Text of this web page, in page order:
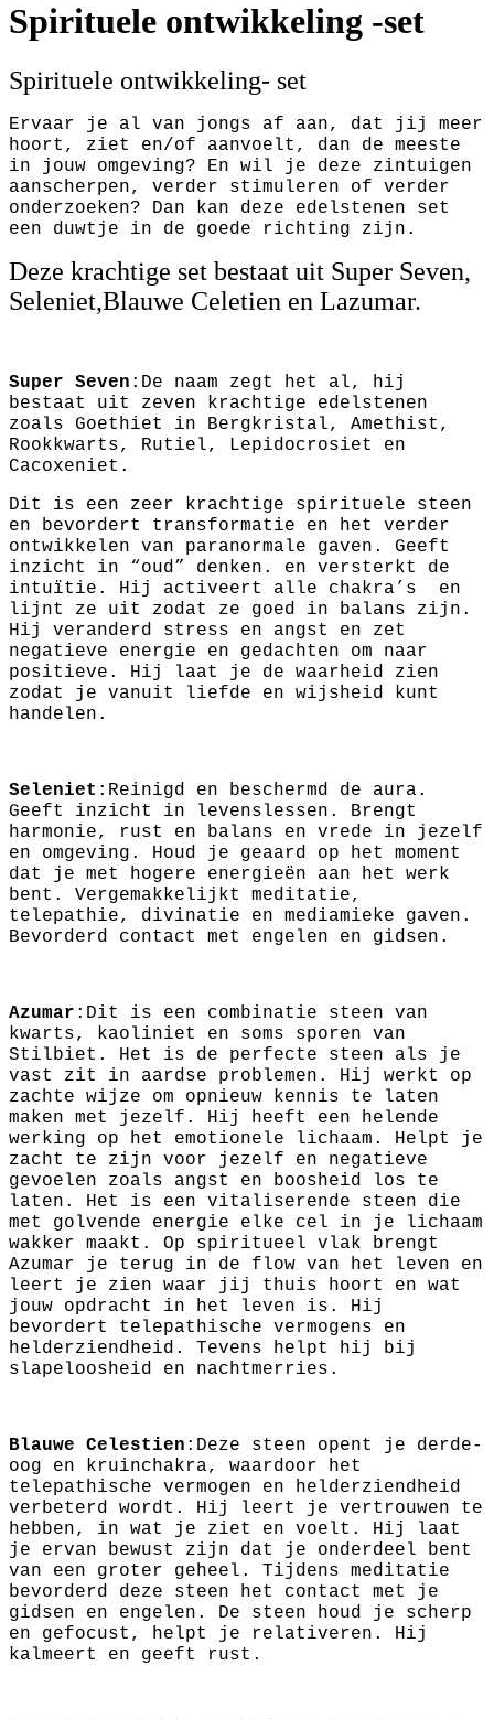
Spirituele ontwikkeling -set
Spirituele ontwikkeling- set
Ervaar je al van jongs af aan, dat jij meer
hoort, ziet en/of aanvoelt, dan de meeste
in jouw omgeving? En wil je deze zintuigen
aanscherpen, verder stimuleren of verder
onderzoeken? Dan kan deze edelstenen set
een duwtje in de goede richting zijn.
Deze krachtige set bestaat uit Super Seven,
Seleniet,Blauwe Celetien en Lazumar.
Super Seven :De naam zegt het al, hij
bestaat uit zeven krachtige edelstenen
zoals Goethiet in Bergkristal, Amethist,
Rookkwarts, Rutiel, Lepidocrosiet en
Cacoxeniet.
Dit is een zeer krachtige spirituele steen
en bevordert transformatie en het verder
ontwikkelen van paranormale gaven. Geeft
inzicht in “oud” denken. en versterkt de
intuïtie. Hij activeert alle chakra’s en
lijnt ze uit zodat ze goed in balans zijn.
Hij veranderd stress en angst en zet
negatieve energie en gedachten om naar
positieve. Hij laat je de waarheid zien
zodat je vanuit liefde en wijsheid kunt
handelen.
Seleniet :Reinigd en beschermd de aura.
Geeft inzicht in levenslessen. Brengt
harmonie, rust en balans en vrede in jezelf
en omgeving. Houd je geaard op het moment
dat je met hogere energieën aan het werk
bent. Vergemakkelijkt meditatie,
telepathie, divinatie en mediamieke gaven.
Bevorderd contact met engelen en gidsen.
Azumar :Dit is een combinatie steen van
kwarts, kaoliniet en soms sporen van
Stilbiet. Het is de perfecte steen als je
vast zit in aardse problemen. Hij werkt op
zachte wijze om opnieuw kennis te laten
maken met jezelf. Hij heeft een helende
werking op het emotionele lichaam. Helpt je
zacht te zijn voor jezelf en negatieve
gevoelen zoals angst en boosheid los te
laten. Het is een vitaliserende steen die
met golvende energie elke cel in je lichaam
wakker maakt. Op spiritueel vlak brengt
Azumar je terug in de flow van het leven en
leert je zien waar jij thuis hoort en wat
jouw opdracht in het leven is. Hij
bevordert telepathische vermogens en
helderziendheid. Tevens helpt hij bij
slapeloosheid en nachtmerries.
Blauwe Celestien :Deze steen opent je derde-
oog en kruinchakra, waardoor het
telepathische vermogen en helderziendheid
verbeterd wordt. Hij leert je vertrouwen te
hebben, in wat je ziet en voelt. Hij laat
je ervan bewust zijn dat je onderdeel bent
van een groter geheel. Tijdens meditatie
bevorderd deze steen het contact met je
gidsen en engelen. De steen houd je scherp
en gefocust, helpt je relativeren. Hij
kalmeert en geeft rust.